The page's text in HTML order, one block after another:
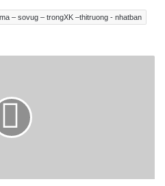
– sovug – trongXK –thitruong - nhatban